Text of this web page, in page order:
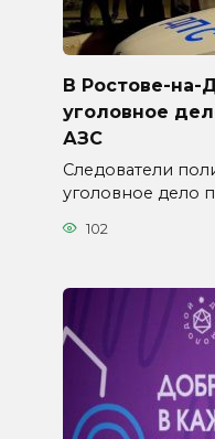
В Ростове-на-
уголовное
АЗС
Следователи
уголовное дело
102